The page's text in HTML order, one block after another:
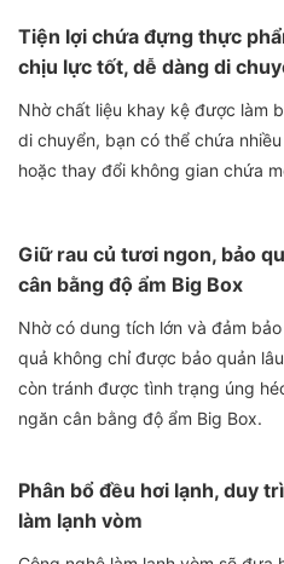
Tiện lợi chứa đựng thực
chịu lực tốt, dễ dàng di
Nhờ chất liệu khay kệ được làm
di chuyển, bạn có thể chứa
hoặc thay đổi không gian chứa
Giữ rau củ tươi ngon, bảo
cân bằng độ ẩm Big Box
Nhờ có dung tích lớn và đảm
quả không chỉ được bảo quản
còn tránh được tình trạng úng
ngăn cân bằng độ ẩm Big Box.
Phân bổ đều hơi lạnh, duy
làm lạnh vòm